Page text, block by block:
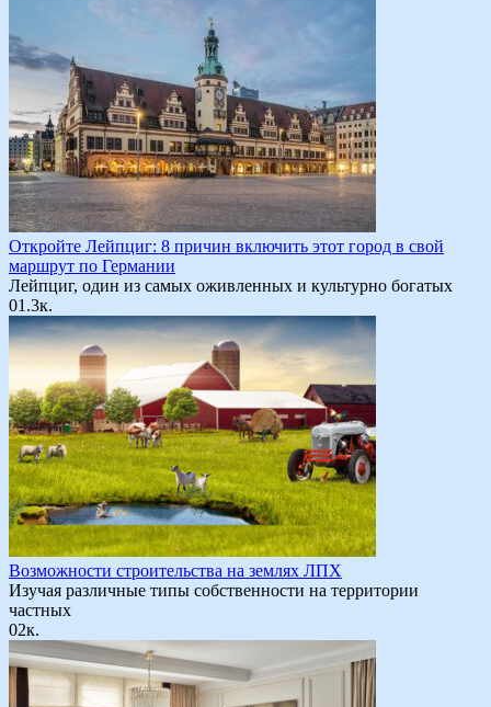
Откройте Лейпциг: 8 причин включить этот город в свой
маршрут по Германии
Лейпциг, один из самых оживленных и культурно богатых
01.3к.
Возможности строительства на землях ЛПХ
Изучая различные типы собственности на территории
частных
02к.